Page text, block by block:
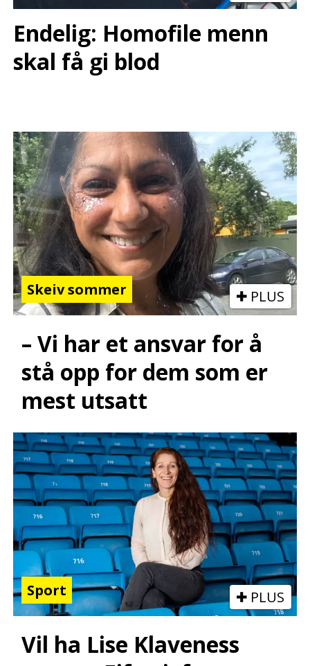
Endelig: Homofile menn
skal få gi blod
Skeiv sommer PLUS
– Vi har et ansvar for å
stå opp for dem som er
mest utsatt
Sport PLUS
Vil ha Lise Klaveness